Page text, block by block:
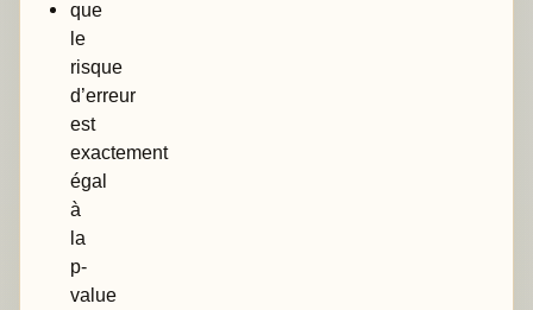
que
le
risque
d’erreur
est
exactement
égal
à
la
p-
value